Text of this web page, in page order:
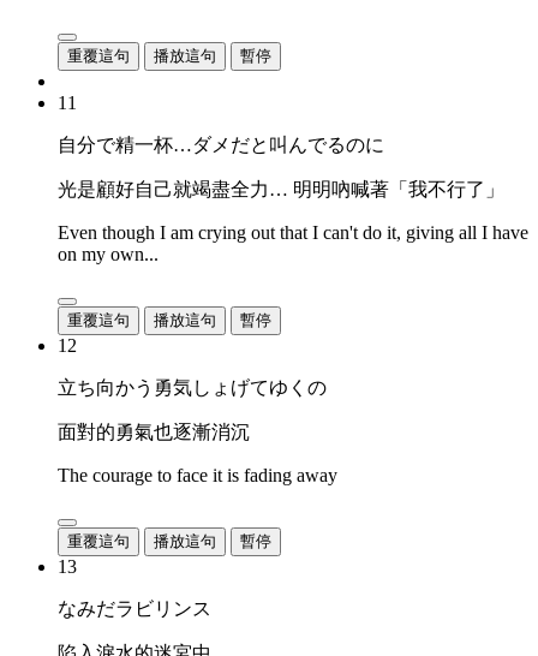
重覆這句 播放這句 暫停
11
自分で精一杯…ダメだと叫んでるのに
光是顧好自己就竭盡全力… 明明吶喊著「我不行了」
Even though I am crying out that I can't do it, giving all I have
on my own...
重覆這句 播放這句 暫停
12
立ち向かう勇気しょげてゆくの
面對的勇氣也逐漸消沉
The courage to face it is fading away
重覆這句 播放這句 暫停
13
なみだラビリンス